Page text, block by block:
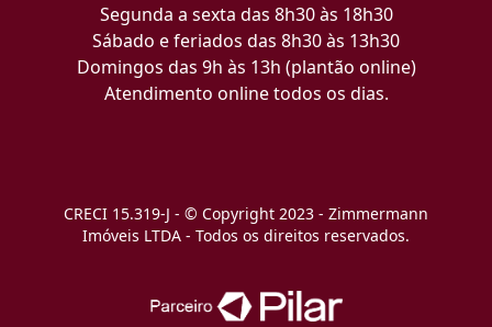
Segunda a sexta das 8h30 às 18h30
Sábado e feriados das 8h30 às 13h30
Domingos das 9h às 13h (plantão online)
Atendimento online todos os dias.
CRECI 15.319-J - © Copyright 2023 - Zimmermann
Imóveis LTDA - Todos os direitos reservados.